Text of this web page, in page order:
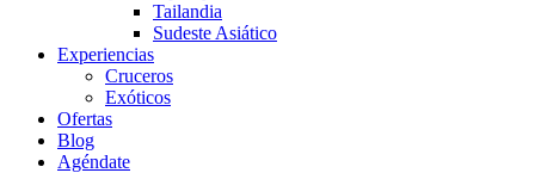
Tailandia
Sudeste Asiático
Experiencias
Cruceros
Exóticos
Ofertas
Blog
Agéndate